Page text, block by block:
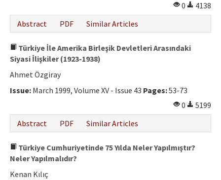
0
4138
Abstract
PDF Similar Articles
Türkiye İle Amerika Birleşik Devletleri Arasındaki
Siyasi İlişkiler (1923-1938)
Ahmet Özgiray
Issue: March 1999, Volume XV - Issue 43 Pages:53-73
0
5199
Abstract
PDF Similar Articles
Türkiye Cumhuriyetinde 75 Yılda Neler Yapılmıştır?
Neler Yapılmalıdır?
Kenan Kılıç